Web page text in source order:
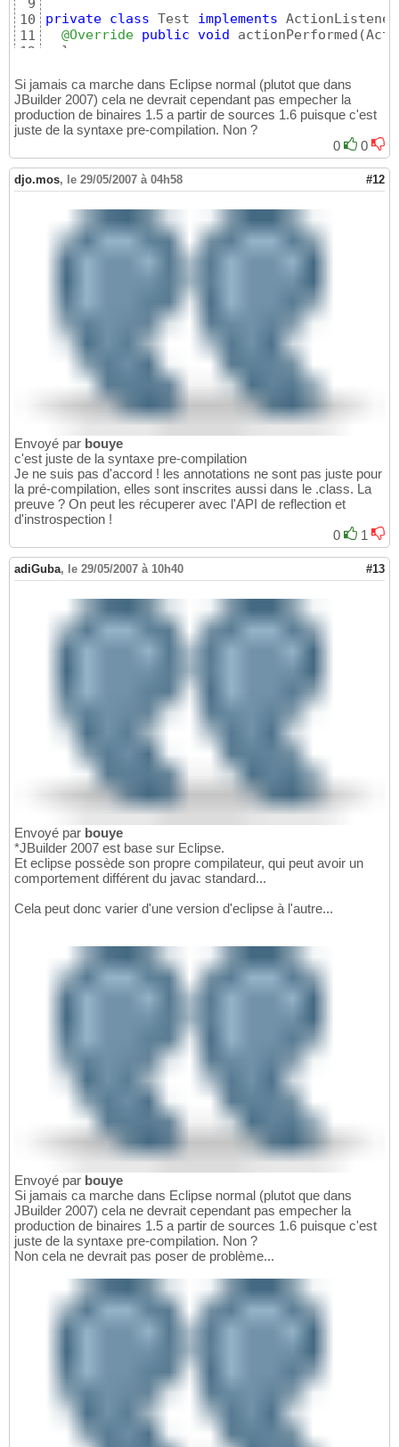
9
10
11
12
private class Test implements
@Override public void actionPerformed (
}
Si jamais ca marche dans Eclipse normal (plutot que dans
JBuilder 2007) cela ne devrait cependant pas empecher la
production de binaires 1.5 a partir de sources 1.6 puisque c'est
juste de la syntaxe pre-compilation. Non ?
0
0
djo.mos, le 29/05/2007 à 04h58 #12
Envoyé par bouye
c'est juste de la syntaxe pre-compilation
Je ne suis pas d'accord ! les annotations ne sont pas juste pour
la pré-compilation, elles sont inscrites aussi dans le .class. La
preuve ? On peut les récuperer avec l'API de reflection et
d'instrospection !
0
1
adiGuba, le 29/05/2007 à 10h40 #13
Envoyé par bouye
*JBuilder 2007 est base sur Eclipse.
Et eclipse possède son propre compilateur, qui peut avoir un
comportement différent du javac standard...
Cela peut donc varier d'une version d'eclipse à l'autre...
Envoyé par bouye
Si jamais ca marche dans Eclipse normal (plutot que dans
JBuilder 2007) cela ne devrait cependant pas empecher la
production de binaires 1.5 a partir de sources 1.6 puisque c'est
juste de la syntaxe pre-compilation. Non ?
Non cela ne devrait pas poser de problème...